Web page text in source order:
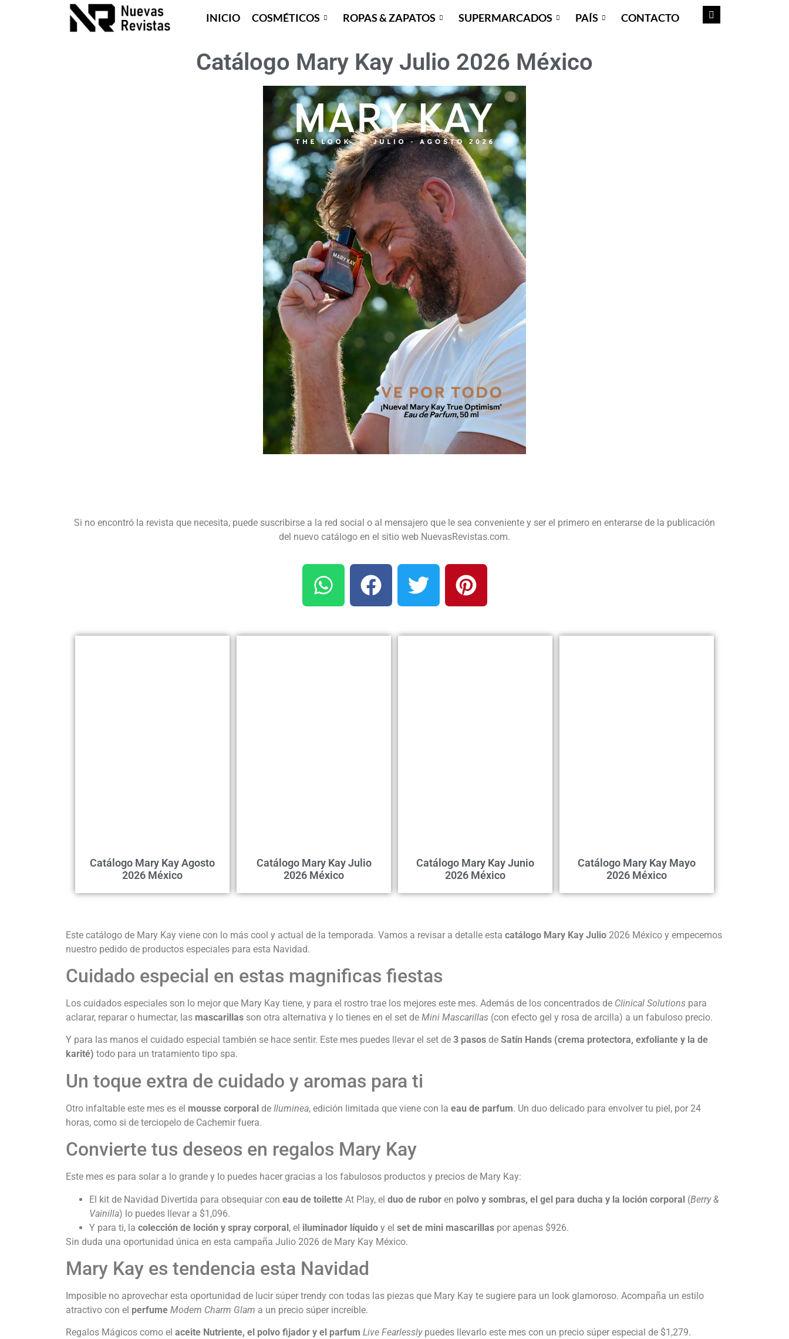
INICIO COSMÉTICOS ROPAS & ZAPATOS SUPERMARCADOS PAÍS CONTACTO
Catálogo Mary Kay Julio 2026 México
Si no encontró la revista que necesita, puede suscribirse a la red social o al mensajero que le sea conveniente y ser el primero en enterarse de la publicación
del nuevo catálogo en el sitio web NuevasRevistas.com.
Catálogo Mary Kay Agosto
2026 México
Catálogo Mary Kay Julio
2026 México
Catálogo Mary Kay Junio
2026 México
Catálogo Mary Kay Mayo
2026 México
Este catálogo de Mary Kay viene con lo más cool y actual de la temporada. Vamos a revisar a detalle esta catálogo Mary Kay Julio 2026 México y empecemos
nuestro pedido de productos especiales para esta Navidad.
Cuidado especial en estas magnificas fiestas
Los cuidados especiales son lo mejor que Mary Kay tiene, y para el rostro trae los mejores este mes. Además de los concentrados de Clinical Solutions para
aclarar, reparar o humectar, las mascarillas son otra alternativa y lo tienes en el set de Mini Mascarillas (con efecto gel y rosa de arcilla) a un fabuloso precio.
Y para las manos el cuidado especial también se hace sentir. Este mes puedes llevar el set de 3 pasos de Satín Hands (crema protectora, exfoliante y la de
karité) todo para un tratamiento tipo spa.
Un toque extra de cuidado y aromas para ti
Otro infaltable este mes es el mousse corporal de Iluminea, edición limitada que viene con la eau de parfum. Un duo delicado para envolver tu piel, por 24
horas, como si de terciopelo de Cachemir fuera.
Convierte tus deseos en regalos Mary Kay
Este mes es para solar a lo grande y lo puedes hacer gracias a los fabulosos productos y precios de Mary Kay:
El kit de Navidad Divertida para obsequiar con eau de toilette At Play, el duo de rubor en polvo y sombras, el gel para ducha y la loción corporal (Berry &
Vainilla) lo puedes llevar a $1,096.
Y para ti, la colección de loción y spray corporal, el iluminador líquido y el set de mini mascarillas por apenas $926.
Sin duda una oportunidad única en esta campaña Julio 2026 de Mary Kay México.
Mary Kay es tendencia esta Navidad
Imposible no aprovechar esta oportunidad de lucir súper trendy con todas las piezas que Mary Kay te sugiere para un look glamoroso. Acompaña un estilo
atractivo con el perfume Modern Charm Glam a un precio súper increíble.
Regalos Mágicos como el aceite Nutriente, el polvo fijador y el parfum Live Fearlesslypuedes llevarlo este mes con un precio súper especial de $1,279.